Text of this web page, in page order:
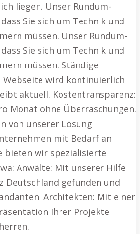
liegen. Unser Rundum-
Sie sich um Technik und
müssen. Unser Rundum-
Sie sich um Technik und
müssen. Ständige
wird kontinuierlich
aktuell. Kostentransparenz:
Monat ohne Überraschungen.
von unserer Lösung
mit Bedarf an
bieten wir spezialisierte
Anwälte: Mit unserer Hilfe
Deutschland gefunden und
Architekten: Mit einer
Ihrer Projekte